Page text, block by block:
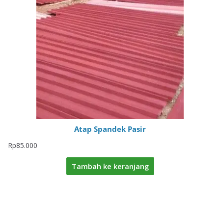
Atap Spandek Pasir
Rp85.000
Tambah ke keranjang